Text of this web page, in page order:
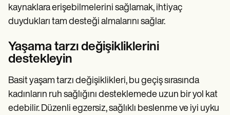
kaynaklara erişebilmelerini sağlamak, ihtiyaç
duydukları tam desteği almalarını sağlar.
Yaşama tarzı değişikliklerini
destekleyin
Basit yaşam tarzı değişiklikleri, bu geçiş sırasında
kadınların ruh sağlığını desteklemede uzun bir yol kat
edebilir. Düzenli egzersiz, sağlıklı beslenme ve iyi uyku